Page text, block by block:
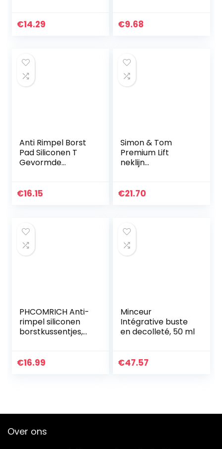
€14.29
Patches Rimpel
€9.68
Anti Rimpel Borst
Pad Siliconen T
Gevormde
Huid Glad Patches
€16.15
Simon & Tom
Premium Lift
neklijn
& Lift de minder
€21.70
PHCOMRICH Anti-
rimpel siliconen
borstkussentjes,
borstkussentjes
€16.99
Minceur
Intégrative buste
en decolleté, 50 ml
€47.57
Over ons